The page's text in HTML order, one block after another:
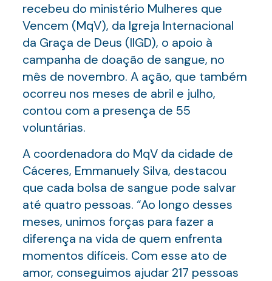
recebeu do ministério Mulheres que
Vencem (MqV), da Igreja Internacional
da Graça de Deus (IIGD), o apoio à
campanha de doação de sangue, no
mês de novembro. A ação, que também
ocorreu nos meses de abril e julho,
contou com a presença de 55
voluntárias.
A coordenadora do MqV da cidade de
Cáceres, Emmanuely Silva, destacou
que cada bolsa de sangue pode salvar
até quatro pessoas. “Ao longo desses
meses, unimos forças para fazer a
diferença na vida de quem enfrenta
momentos difíceis. Com esse ato de
amor, conseguimos ajudar 217 pessoas